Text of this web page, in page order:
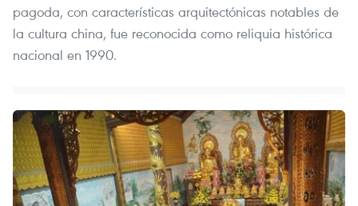
pagoda, con características arquitectónicas notables de
la cultura china, fue reconocida como reliquia histórica
nacional en 1990.